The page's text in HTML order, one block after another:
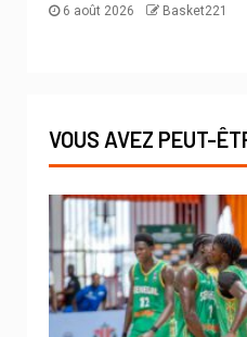
6 août 2026 Basket221
VOUS AVEZ PEUT-